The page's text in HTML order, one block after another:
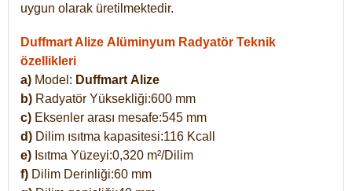
uygun olarak üretilmektedir.
Duffmart Alize Alüminyum Radyatör Teknik
özellikleri
a) Model: Duffmart Alize
b) Radyatör Yüksekliği:600 mm
c) Eksenler arası mesafe:545 mm
d) Dilim ısıtma kapasitesi:116 Kcall
e) Isıtma Yüzeyi:0,320 m²/Dilim
f) Dilim Derinliği:60 mm